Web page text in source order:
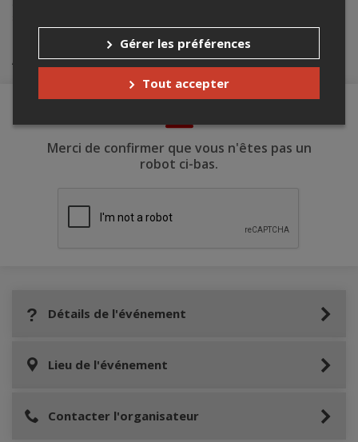
Achat de billets
Merci de confirmer que vous n'êtes pas un
robot ci-bas.
Détails de l'événement
Lieu de l'événement
Contacter l'organisateur
Gérer les préférences
Tout accepter